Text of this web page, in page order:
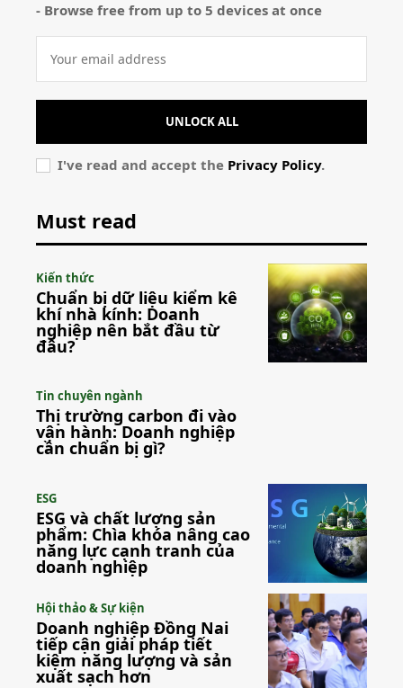
- Browse free from up to 5 devices at once
UNLOCK ALL
I've read and accept the Privacy Policy.
Must read
Kiến thức
Chuẩn bị dữ liệu kiểm kê
khí nhà kính: Doanh
nghiệp nên bắt đầu từ
đâu?
Tin chuyên ngành
Thị trường carbon đi vào
vận hành: Doanh nghiệp
cần chuẩn bị gì?
ESG
ESG và chất lượng sản
phẩm: Chìa khóa nâng cao
năng lực cạnh tranh của
doanh nghiệp
Hội thảo & Sự kiện
Doanh nghiệp Đồng Nai
tiếp cận giải pháp tiết
kiệm năng lượng và sản
xuất sạch hơn